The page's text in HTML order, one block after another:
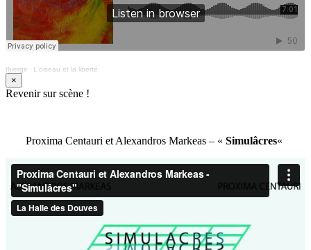
thiergir · L'oiseau et la liberté
×
Revenir sur scène !
Proxima Centauri et Alexandros Markeas – « Simulâcres«